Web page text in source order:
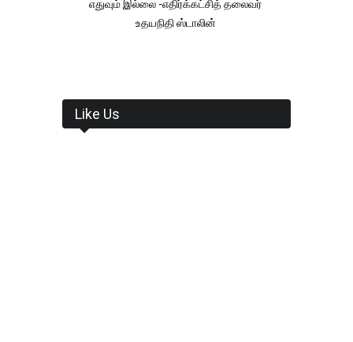
எதுவும் இல்லை -எதிர்க்கட்சித் தலைவர்
உதயநிதி ஸ்டாலின்
Like Us